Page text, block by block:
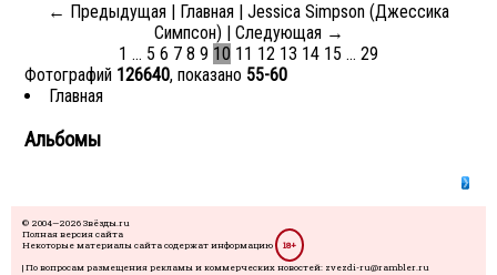
← Предыдущая Главная
Jessica Simpson (Джессика
Симпсон)
Следующая →
1 … 5 6 7 8 9 10 11 12 13 14 15 … 29
Фотографий 126640, показано 55-60
Главная
Альбомы
© 2004—2026 Звёзды.ru
Полная версия сайта
Некоторые материалы сайта содержат информацию
18+
| По вопросам размещения рекламы и коммерческих новостей: zvezdi-ru@rambler.ru